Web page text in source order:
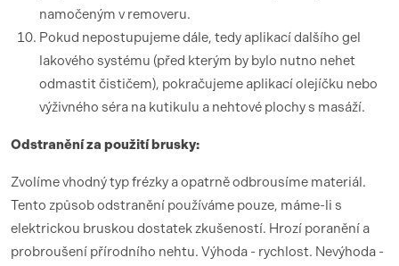
namočeným v removeru.
Pokud nepostupujeme dále, tedy aplikací dalšího gel
lakového systému (před kterým by bylo nutno nehet
odmastit čističem), pokračujeme aplikací olejíčku nebo
výživného séra na kutikulu a nehtové plochy s masáží.
Odstranění za použití brusky:
Zvolíme vhodný typ frézky a opatrně odbrousíme materiál.
Tento způsob odstranění používáme pouze, máme-li s
elektrickou bruskou dostatek zkušeností. Hrozí poranění a
probroušení přírodního nehtu. Výhoda - rychlost. Nevýhoda -